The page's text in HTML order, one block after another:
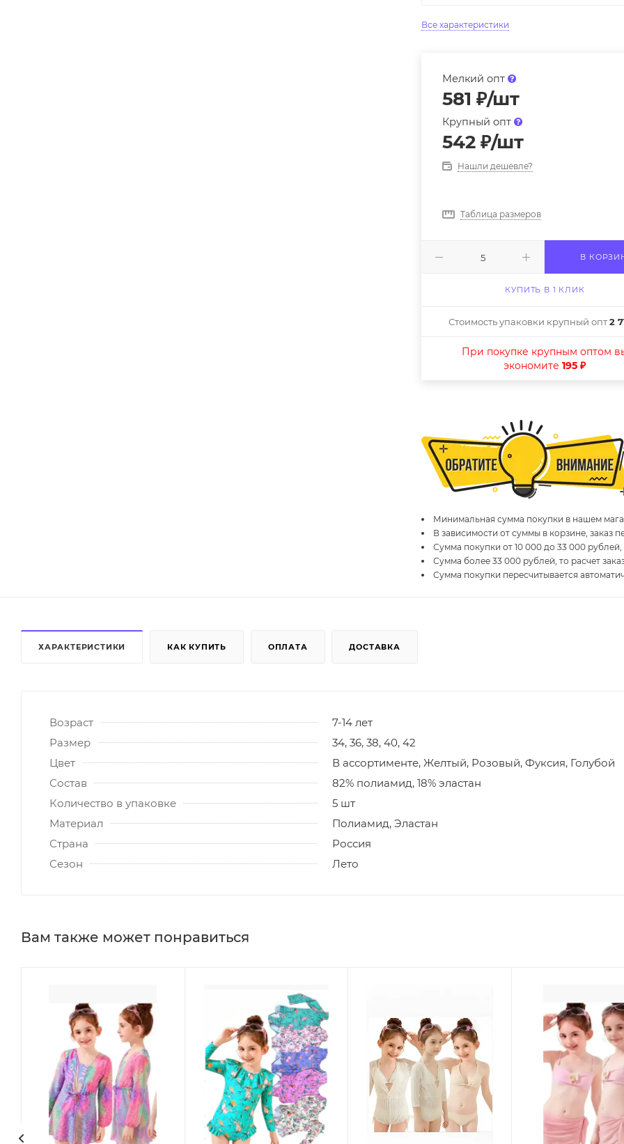
Все характеристики
Мелкий опт
581 ₽/шт
Крупный опт
542 ₽/шт
Нашли дешевле?
Таблица размеров
В
КУПИТЬ В 1 КЛИК
Стоимость упаковки крупный опт2
При покупке крупным оптом
экономите195 ₽
Минимальная сумма покупки в нашем
В зависимости от суммы в корзине, заказ
Сумма покупки от 10 000 до 33 000 рублей,
Сумма более 33 000 рублей, то расчет
Сумма покупки пересчитывается
ХАРАКТЕРИСТИКИ КАК КУПИТЬ ОПЛАТА ДОСТАВКА
Возраст
7-14 лет
Размер
34, 36, 38, 40, 42
Цвет
В ассортименте, Желтый, Розовый, Фуксия, Голубой
Состав
82% полиамид, 18% эластан
Количество в упаковке
5 шт
Материал
Полиамид, Эластан
Страна
Россия
Сезон
Лето
Вам также может понравиться